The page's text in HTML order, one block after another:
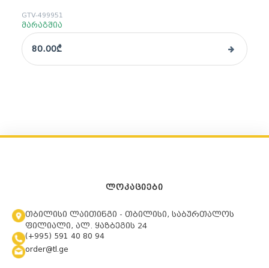
GTV-499951
მარაგშია
80.00₾
ᲚᲝᲙᲐᲪᲘᲔᲑᲘ
თბილისი ლაითინგი - თბილისი, საბურთალოს
ფილიალი, ალ. ყაზბეგის 24
(+995) 591 40 80 94
order@tl.ge